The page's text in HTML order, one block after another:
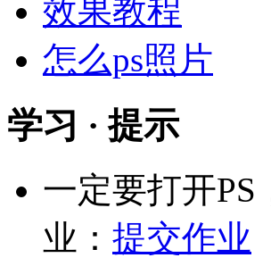
效果教程
怎么ps照片
学习 · 提示
一定要打开
业： 提交作业